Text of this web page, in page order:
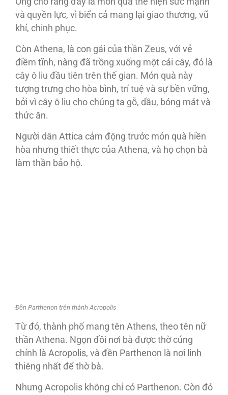
và quyền lực, vì biển cả mang lại giao thương, vũ
khí, chinh phục.
Còn Athena, là con gái của thần Zeus, với vẻ
điềm tĩnh, nàng đã trồng xuống một cái cây, đó là
cây ô liu đầu tiên trên thế gian. Món quà này
tượng trưng cho hòa bình, trí tuệ và sự bền vững,
bởi vì cây ô liu cho chúng ta gỗ, dầu, bóng mát và
thức ăn.
Người dân Attica cảm động trước món quà hiền
hòa nhưng thiết thực của Athena, và họ chọn bà
làm thần bảo hộ.
Đền Parthenon trên thành Acropolis
Từ đó, thành phố mang tên Athens, theo tên nữ
thần Athena. Ngọn đồi nơi bà được thờ cúng
chính là Acropolis, và đền Parthenon là nơi linh
thiêng nhất để thờ bà.
Nhưng Acropolis không chỉ có Parthenon. Còn đó